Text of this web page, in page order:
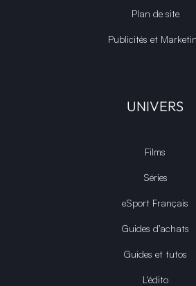
Plan de site
Publicités et
UNIVERS
Films
Séries
eSport Français
Guides d’achats
Guides et tutos
L'édito